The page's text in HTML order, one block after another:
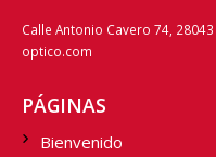
Calle Antonio Cavero 74,
optico.com
PÁGINAS
Bienvenido